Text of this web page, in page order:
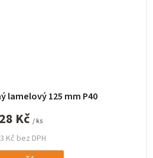
lamelový 125 mm P40
Kč bez DPH
28 Kč / ks